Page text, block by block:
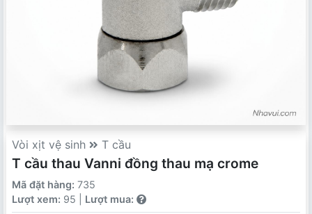
Vòi xịt vệ sinh T cầu
T cầu thau Vanni đồng thau mạ crome
Mã đặt hàng: 735
Lượt xem: 95 | Lượt mua: